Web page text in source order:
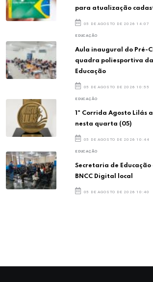
para atualização
05 DE AGOSTO DE 2026 14:07
EDUCAÇÃO
Aula inaugural do Pré-
quadra poliesportiva
Educação
05 DE AGOSTO DE 2026 10:55
EDUCAÇÃO
1ª Corrida Agosto Lilás
nesta quarta (05)
05 DE AGOSTO DE 2026 10:44
EDUCAÇÃO
Secretaria de Educação
BNCC Digital local
05 DE AGOSTO DE 2026 10:40